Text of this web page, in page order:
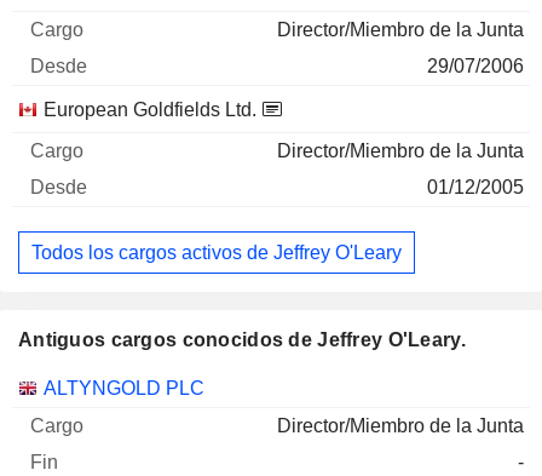
Director/Miembro de la Junta
29/07/2006
European Goldfields Ltd.
Director/Miembro de la Junta
01/12/2005
Todos los cargos activos de Jeffrey O'Leary
Antiguos cargos conocidos de Jeffrey O'Leary.
Empresas Cargo Fin
ALTYNGOLD PLC
Director/Miembro de la Junta
-